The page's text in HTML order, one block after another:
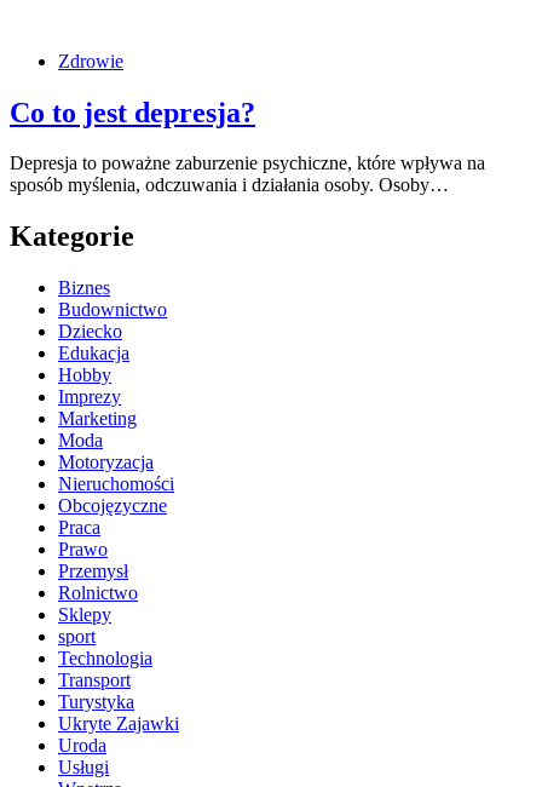
Zdrowie
Co to jest depresja?
Depresja to poważne zaburzenie psychiczne, które wpływa na
sposób myślenia, odczuwania i działania osoby. Osoby…
Kategorie
Biznes
Budownictwo
Dziecko
Edukacja
Hobby
Imprezy
Marketing
Moda
Motoryzacja
Nieruchomości
Obcojęzyczne
Praca
Prawo
Przemysł
Rolnictwo
Sklepy
sport
Technologia
Transport
Turystyka
Ukryte Zajawki
Uroda
Usługi